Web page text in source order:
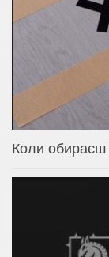
Коли